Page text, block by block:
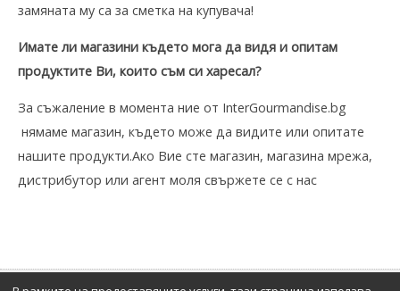
замяната му са за сметка на купувача!
Имате ли магазини където мога да видя и опитам
продуктите Ви, които съм си харесал?
За съжаление в момента ние от InterGourmandise.bg
нямаме магазин, където може да видите или опитате
нашите продукти.Ако Вие сте магазин, магазина мрежа,
дистрибутор или агент моля свържете се с нас